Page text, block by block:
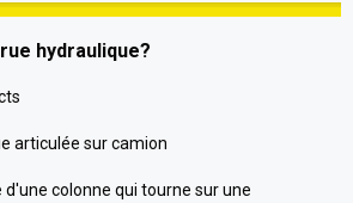
hydraulique?
articulée sur camion
colonne qui tourne sur une